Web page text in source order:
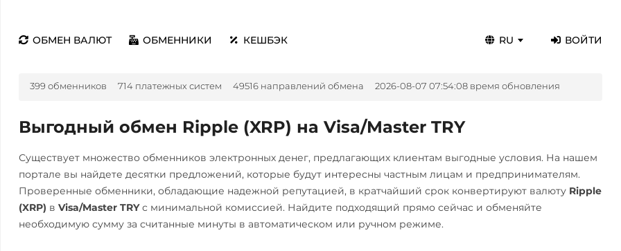
ОБМЕН ВАЛЮТ ОБМЕННИКИ КЕШБЭК RU ВОЙТИ
399 обменников 714 платежных систем 49516 направлений обмена 2026-08-07 07:54:08 время обновления
Выгодный обмен Ripple (XRP) на Visa/Master TRY
Существует множество обменников электронных денег, предлагающих клиентам выгодные условия. На нашем
портале вы найдете десятки предложений, которые будут интересны частным лицам и предпринимателям.
Проверенные обменники, обладающие надежной репутацией, в кратчайший срок конвертируют валюту Ripple
(XRP) в Visa/Master TRYс минимальной комиссией. Найдите подходящий прямо сейчас и обменяйте
необходимую сумму за считанные минуты в автоматическом или ручном режиме.